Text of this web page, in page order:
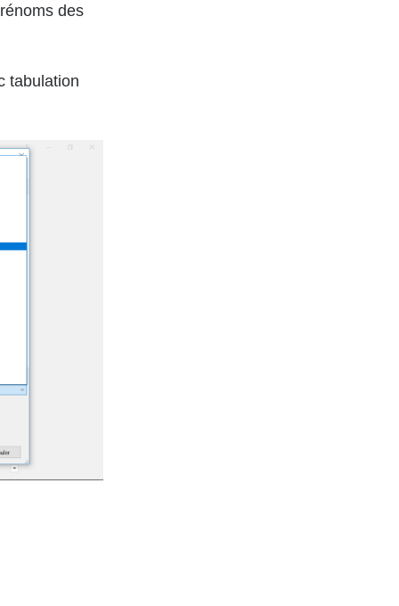
des
tabulation